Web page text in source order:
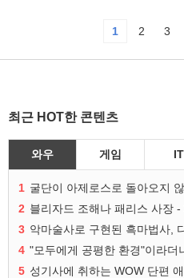
1 2 3
최근 HOT한 콘텐츠
와우 게임 IT
1 굴단이 아제로스로 돌아오지
2 블리자드 조해나 패리스 사장
3 악마술사로 구현된 흑마법사,
4 "모두에게 공평한 환경"이라더
5 성기사에 취하는 WOW 단편